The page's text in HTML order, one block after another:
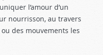
l’amour d’un
nourrisson, au travers
des mouvements les